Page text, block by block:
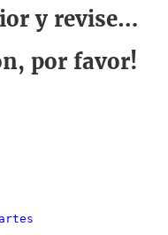
y revise…
por favor!